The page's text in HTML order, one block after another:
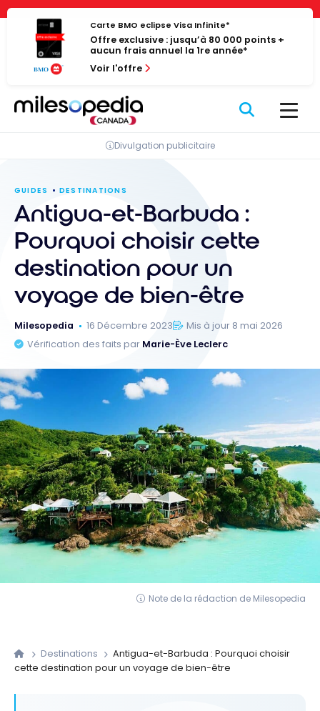
Panneau de gestion des cookies
Passer
contenu
Carte BMO eclipse Visa Infinite*
Offre exclusive : jusqu’à 80 000 points +
aucun frais annuel la 1re année*
Voir l'offre
Divulgation publicitaire
GUIDES DESTINATIONS
Antigua-et-Barbuda :
Pourquoi choisir cette
destination pour un
voyage de bien-être
Milesopedia 16 Décembre 2023
Mis à jour 8 mai 2026
Vérification des faits par Marie-Ève Leclerc
Note de la rédaction de Milesopedia
Destinations
Antigua-et-Barbuda : Pourquoi choisir
cette destination pour un voyage de bien-être